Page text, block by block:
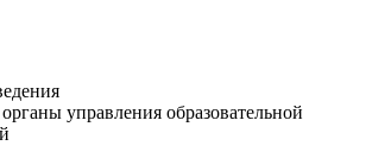
управления образовательной